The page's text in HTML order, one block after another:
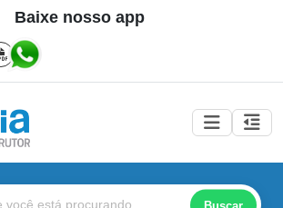
Baixe nosso app
Buscar